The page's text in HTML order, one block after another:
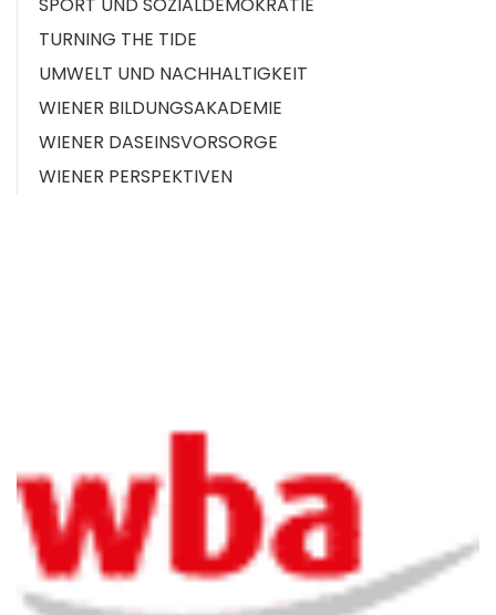
SPORT UND SOZIALDEMOKRATIE
TURNING THE TIDE
UMWELT UND NACHHALTIGKEIT
WIENER BILDUNGSAKADEMIE
WIENER DASEINSVORSORGE
WIENER PERSPEKTIVEN